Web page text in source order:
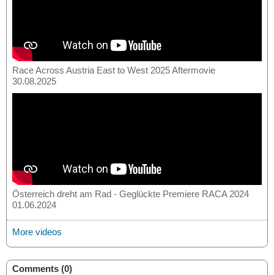
Race Across Austria East to West 2025 Aftermovie
30.08.2025
Österreich dreht am Rad - Geglückte Premiere RACA 2024
01.06.2024
More videos
Comments (0)